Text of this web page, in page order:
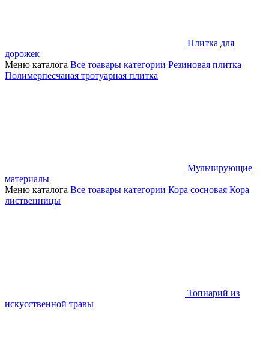
Плитка для
дорожек
Меню каталога Все тоавары категории Резиновая плитка
Полимерпесчаная тротуарная плитка
Мульчирующие
материалы
Меню каталога Все тоавары категории Кора сосновая Кора
лиственницы
Топиарий из
искусственной травы